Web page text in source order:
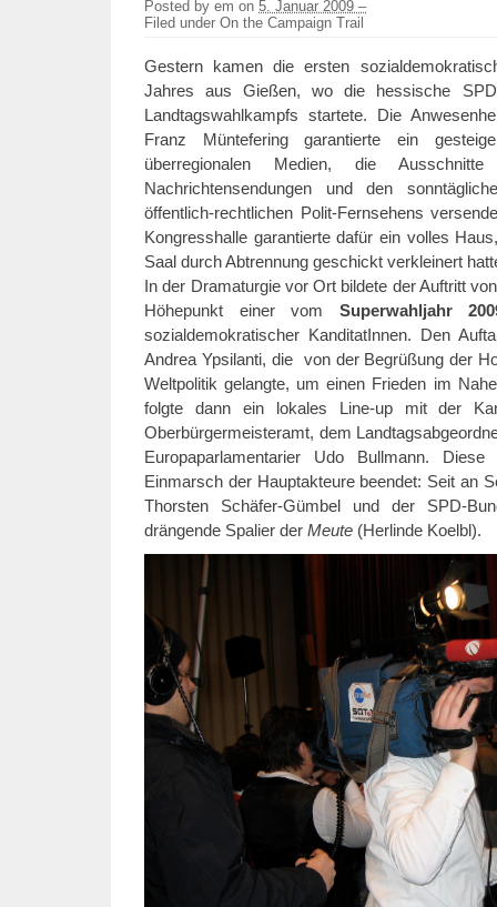
Posted by em on 5. Januar 2009 –
Filed under On the Campaign Trail
Gestern kamen die ersten
Jahres aus Gießen, wo die hessische
Landtagswahlkampfs startete. Die
Franz Müntefering garantierte ein
überregionalen Medien, die
Nachrichtensendungen und den
öffentlich-rechtlichen Polit-Fernsehens
Kongresshalle garantierte dafür ein volles
Saal durch Abtrennung geschickt verkleinert
In der Dramaturgie vor Ort bildete der Auftritt
Höhepunkt einer vom Superwahljahr
sozialdemokratischer KanditatInnen. Den
Andrea Ypsilanti, die von der Begrüßung der
Weltpolitik gelangte, um einen Frieden im
folgte dann ein lokales Line-up mit der
Oberbürgermeisteramt, dem
Europaparlamentarier Udo Bullmann.
Einmarsch der Hauptakteure beendet: Seit an
Thorsten Schäfer-Gümbel und der SPD-
drängende Spalier der Meute (Herlinde Koelbl).